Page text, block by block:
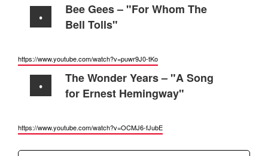
Bee Gees – "For Whom The
Bell Tolls"
https://www.youtube.com/watch?v=puwr9J0-tKo
The Wonder Years – "A Song
for Ernest Hemingway"
https://www.youtube.com/watch?v=OCMJ6-fJubE